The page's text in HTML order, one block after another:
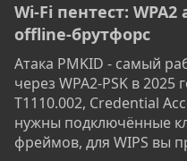
Wi-Fi пентест:
offline-брутфорс​
Атака PMKID - самый
через WPA2-PSK в 2025
T1110.002, Credential
нужны подключённые
фреймов, для WIPS вы